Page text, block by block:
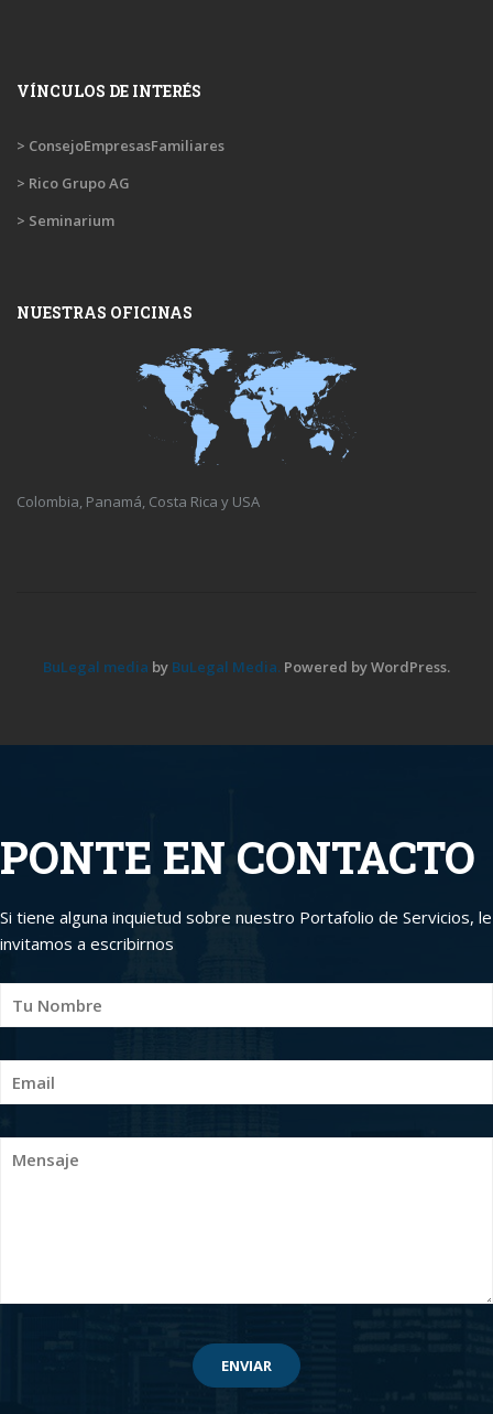
VÍNCULOS DE INTERÉS
> ConsejoEmpresasFamiliares
> Rico Grupo AG
> Seminarium
NUESTRAS OFICINAS
Colombia, Panamá, Costa Rica y USA
BuLegal media by BuLegal Media. Powered by WordPress.
PONTE EN CONTACTO
Si tiene alguna inquietud sobre nuestro Portafolio de Servicios, le
invitamos a escribirnos